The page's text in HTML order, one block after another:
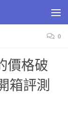
0
價格破
箱評測